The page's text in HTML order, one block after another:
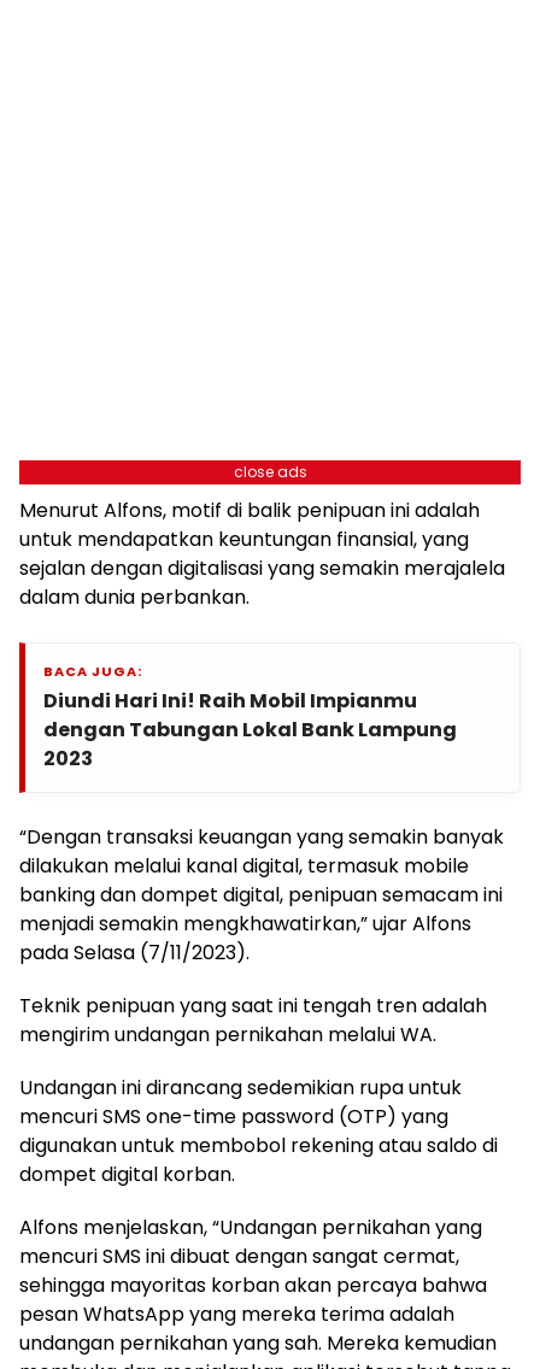
close ads
Menurut Alfons, motif di balik penipuan ini adalah
untuk mendapatkan keuntungan finansial, yang
sejalan dengan digitalisasi yang semakin merajalela
dalam dunia perbankan.
BACA JUGA:
Diundi Hari Ini! Raih Mobil Impianmu
dengan Tabungan Lokal Bank Lampung
2023
“Dengan transaksi keuangan yang semakin banyak
dilakukan melalui kanal digital, termasuk mobile
banking dan dompet digital, penipuan semacam ini
menjadi semakin mengkhawatirkan,” ujar Alfons
pada Selasa (7/11/2023).
Teknik penipuan yang saat ini tengah tren adalah
mengirim undangan pernikahan melalui WA.
Undangan ini dirancang sedemikian rupa untuk
mencuri SMS one-time password (OTP) yang
digunakan untuk membobol rekening atau saldo di
dompet digital korban.
Alfons menjelaskan, “Undangan pernikahan yang
mencuri SMS ini dibuat dengan sangat cermat,
sehingga mayoritas korban akan percaya bahwa
pesan WhatsApp yang mereka terima adalah
undangan pernikahan yang sah. Mereka kemudian